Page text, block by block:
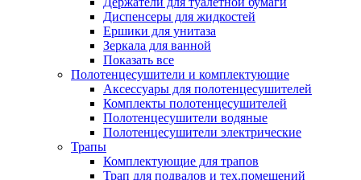
Диспенсеры для жидкостей
Ершики для унитаза
Зеркала для ванной
Показать все
Полотенцесушители и комплектующие
Аксессуары для полотенцесушителей
Комплекты полотенцесушителей
Полотенцесушители водяные
Полотенцесушители электрические
Трапы
Комплектующие для трапов
Трап для подвалов и тех.помещений